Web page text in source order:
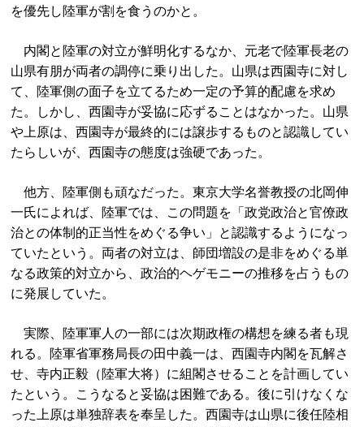
を優先し陸軍が割を食うのかと。
内閣と陸軍の対立が鮮明化するなか、元老で陸軍長老の
山県有朋が両者の調停に乗り出した。山県は西園寺に対し
て、陸軍側の面子を立てるため一定の予算的配慮を求め
た。しかし、西園寺が妥協に応ずることはなかった。山県
や上原は、西園寺が最終的には譲歩するものと認識してい
たらしいが、西園寺の態度は強硬であった。
他方、陸軍側も頑なだった。東京大学名誉教授の北岡伸
一氏によれば、陸軍では、この問題を「政党政治と官僚政
治との体制的正当性をめぐる争い」と認識するようになっ
ていたという。両者の対立は、師団増設の是非をめぐる単
なる政策的対立から、政治的ヘゲモニーの推移を占うもの
に発展していた。
実際、陸軍軍人の一部には次期政権の構想を練る者も現
れる。陸軍省軍務局長の田中義一は、西園寺内閣を瓦解さ
せ、寺内正毅（陸軍大将）に組閣させることを計画してい
たという。こうなると妥協は困難である。後に引けなくな
った上原は単独辞表を奉呈した。西園寺は山県に後任陸相